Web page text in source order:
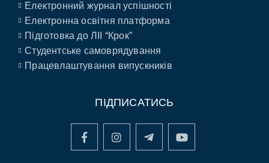
Електронний журнал успішності
Електронна освітня платформа
Підготовка до ЛІІ “Крок”
Студентське самоврядування
Працевлаштування випускників
ПІДПИСАТИСЬ